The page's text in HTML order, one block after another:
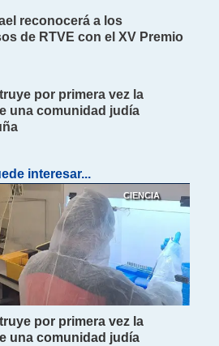
reconocerá a los
de RTVE con el XV Premio
por primera vez la
una comunidad judía
interesar...
CIENCIA
por primera vez la
una comunidad judía